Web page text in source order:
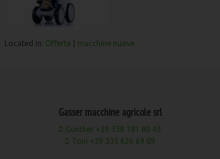
Located in: Offerte macchine nuove
Gasser macchine agricole srl
Günther +39 338 181 80 43
Toni +39 335 626 69 09